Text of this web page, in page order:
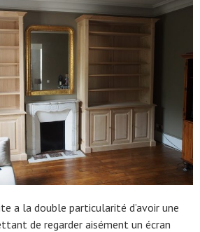
a la double particularité d’avoir une
de regarder aisément un écran